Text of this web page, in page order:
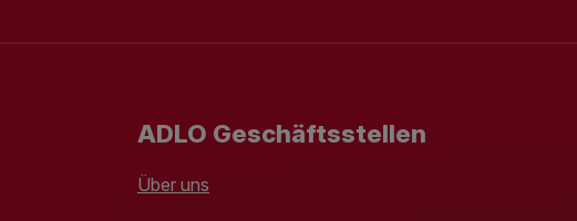
ADLO Geschäftsstellen
Über uns